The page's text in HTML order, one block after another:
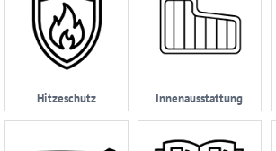
962114
Hitzeschutz Innenausstattung